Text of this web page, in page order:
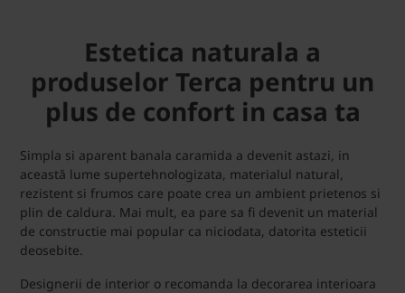
Estetica naturala a
produselor Terca pentru un
plus de confort in casa ta
Simpla si aparent banala caramida a devenit astazi, in
această lume supertehnologizata, materialul natural,
rezistent si frumos care poate crea un ambient prietenos si
plin de caldura. Mai mult, ea pare sa fi devenit un material
de constructie mai popular ca niciodata, datorita esteticii
deosebite.
Designerii de interior o recomanda la decorarea interioara